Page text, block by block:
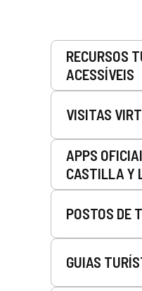
RECURSOS
ACESSÍVEIS
VISITAS
APPS
CASTILLA Y
POSTOS DE
GUIAS